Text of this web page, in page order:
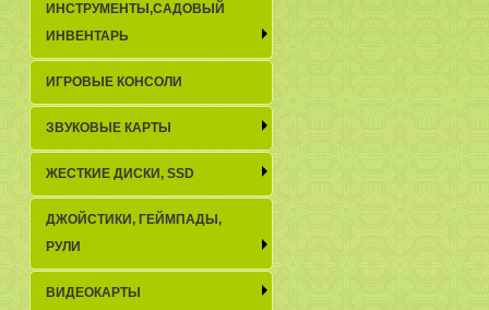
ИНСТРУМЕНТЫ,САДОВЫЙ
ИНВЕНТАРЬ
ИГРОВЫЕ КОНСОЛИ
ЗВУКОВЫЕ КАРТЫ
ЖЕСТКИЕ ДИСКИ, SSD
ДЖОЙСТИКИ, ГЕЙМПАДЫ,
РУЛИ
ВИДЕОКАРТЫ